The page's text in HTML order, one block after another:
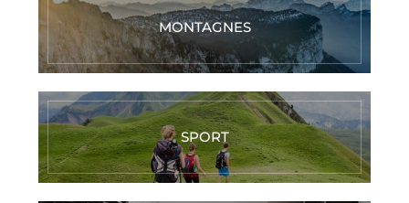
MONTAGNES
SPORT